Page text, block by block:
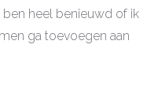
heel benieuwd of ik
ga toevoegen aan